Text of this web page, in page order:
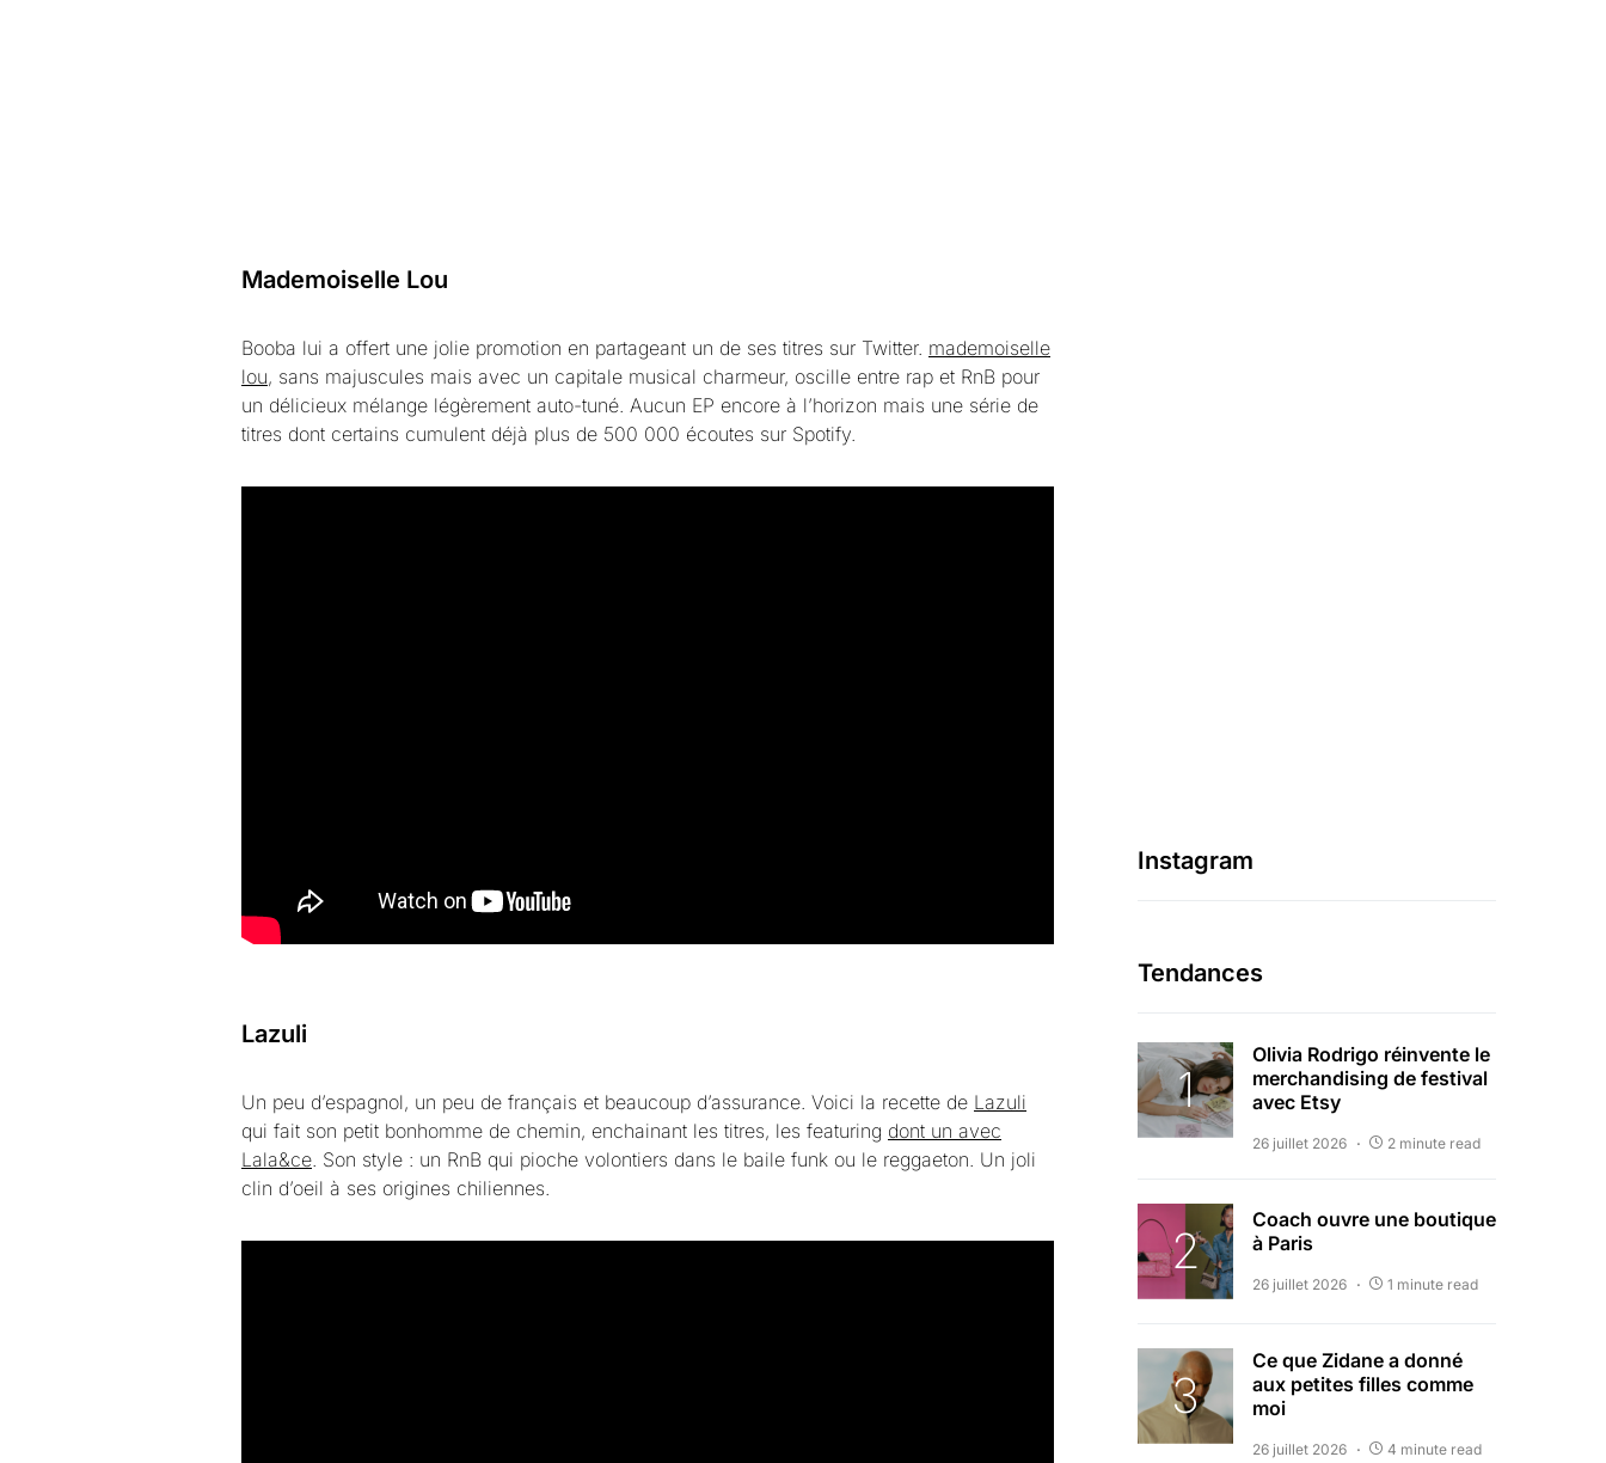
Mademoiselle Lou
Booba lui a offert une jolie promotion en partageant un de ses titres sur Twitter. mademoiselle
lou, sans majuscules mais avec un capitale musical charmeur, oscille entre rap et RnB pour
un délicieux mélange légèrement auto-tuné. Aucun EP encore à l’horizon mais une série de
titres dont certains cumulent déjà plus de 500 000 écoutes sur Spotify.
Lazuli
Un peu d’espagnol, un peu de français et beaucoup d’assurance. Voici la recette de Lazuli
qui fait son petit bonhomme de chemin, enchainant les titres, les featuring dont un avec
Lala&ce. Son style : un RnB qui pioche volontiers dans le baile funk ou le reggaeton. Un joli
clin d’oeil à ses origines chiliennes.
Instagram
Tendances
Olivia Rodrigo réinvente le
merchandising de festival
avec Etsy
26 juillet 2026 2 minute read
Coach ouvre une boutique
à Paris
26 juillet 2026 1 minute read
Ce que Zidane a donné
aux petites filles comme
moi
26 juillet 2026 4 minute read